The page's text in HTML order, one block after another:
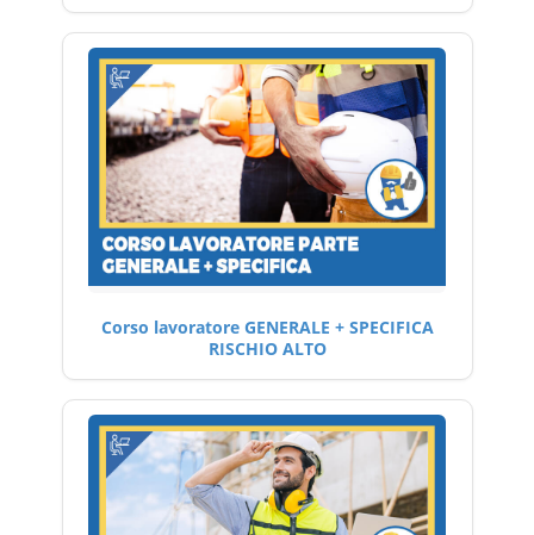
Corso lavoratore GENERALE + SPECIFICA
RISCHIO ALTO